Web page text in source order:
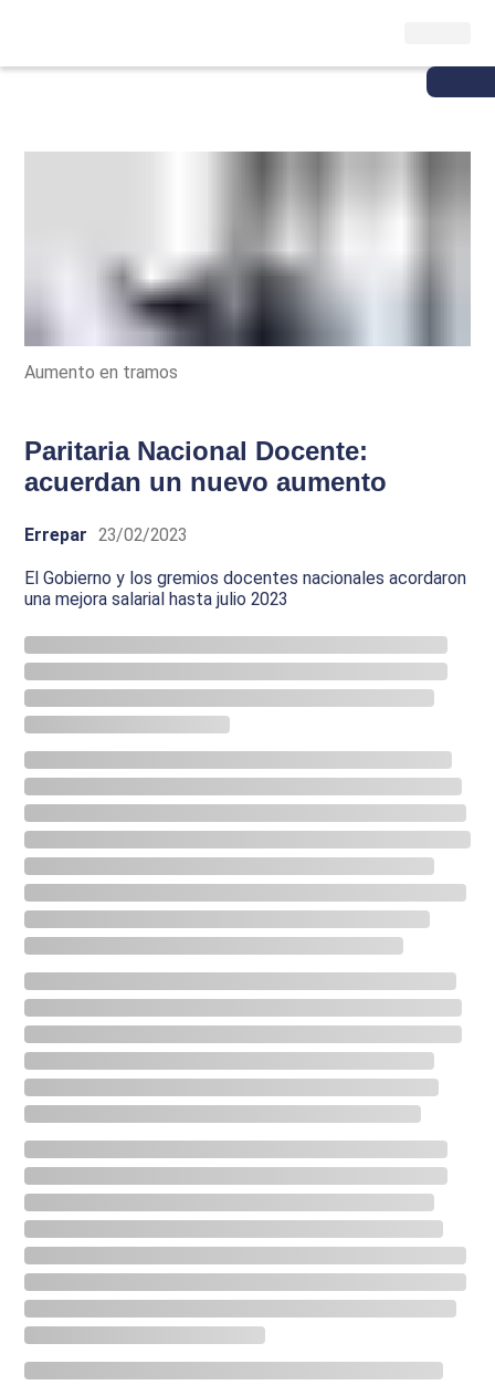
Aumento en tramos
Paritaria Nacional Docente:
acuerdan un nuevo aumento
Errepar 23/02/2023
El Gobierno y los gremios docentes nacionales acordaron
una mejora salarial hasta julio 2023